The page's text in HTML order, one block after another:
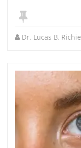
Dr. Lucas B. Richie